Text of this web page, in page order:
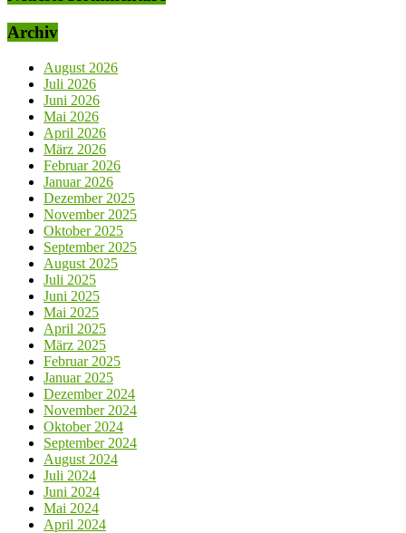
Archiv
August 2026
Juli 2026
Juni 2026
Mai 2026
April 2026
März 2026
Februar 2026
Januar 2026
Dezember 2025
November 2025
Oktober 2025
September 2025
August 2025
Juli 2025
Juni 2025
Mai 2025
April 2025
März 2025
Februar 2025
Januar 2025
Dezember 2024
November 2024
Oktober 2024
September 2024
August 2024
Juli 2024
Juni 2024
Mai 2024
April 2024